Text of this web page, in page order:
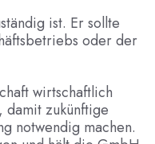
ist. Er sollte
oder der
wirtschaftlich
zukünftige
notwendig machen.